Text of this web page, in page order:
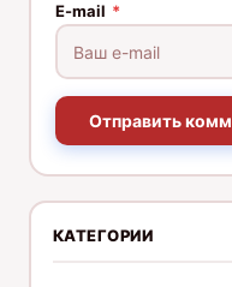
E-mail *
Отправить
КАТЕГОРИИ